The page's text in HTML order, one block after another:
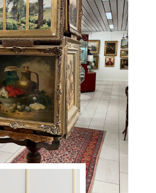
Laat uw huis
leegmaken
Aisemont, in
het volste
vertrouwen,
met de hulp
van Antiek
Opkoper
Aisemont